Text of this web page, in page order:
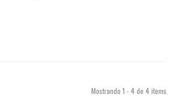
Mostrando 1 - 4 de 4 items